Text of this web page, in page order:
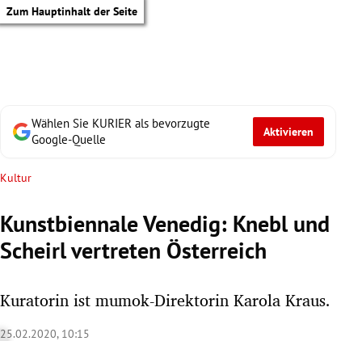
Zum Hauptinhalt der Seite
Wählen Sie KURIER als bevorzugte
Google-Quelle
Aktivieren
Kultur
Kunstbiennale Venedig: Knebl und
Scheirl vertreten Österreich
Kuratorin ist mumok-Direktorin Karola Kraus.
25.02.2020, 10:15